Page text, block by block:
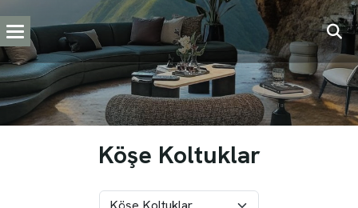
Köşe Koltuklar